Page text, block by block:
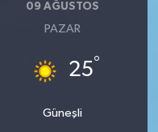
09 AĞUSTOS
PAZAR
25°
Güneşli